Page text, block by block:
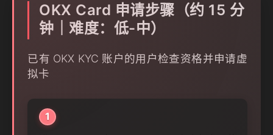
OKX Card 申请步骤（约 15 分
钟｜难度：低-中）
已有 OKX KYC 账户的用户检查资格并申请虚
拟卡
1